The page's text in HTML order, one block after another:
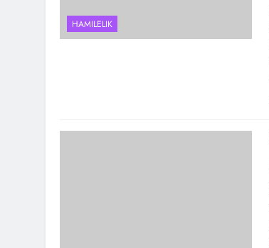
HAMILELIK